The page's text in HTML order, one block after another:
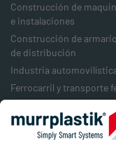
Construcción de
e instalaciones
Construcción de
de distribución
Industria
Ferrocarril y transporte
Industria del embalaje
Industria energética